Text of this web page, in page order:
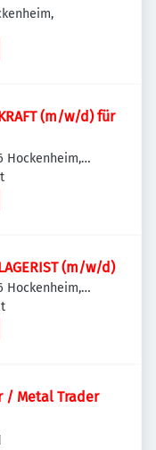
(m/w/d) für
Hockenheim,
(m/w/d)
Hockenheim,
/ Metal Trader